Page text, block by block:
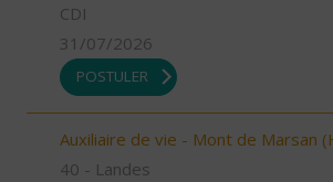
CDI
31/07/2026
POSTULER
Auxiliaire de vie - Mont de Marsan
40 - Landes